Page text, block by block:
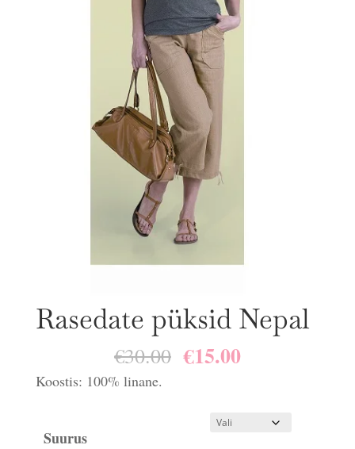
Rasedate püksid Nepal
€30.00 Algne
€30.00.
€15.00Praegune
€15.00.
Koostis: 100% linane.
Suurus